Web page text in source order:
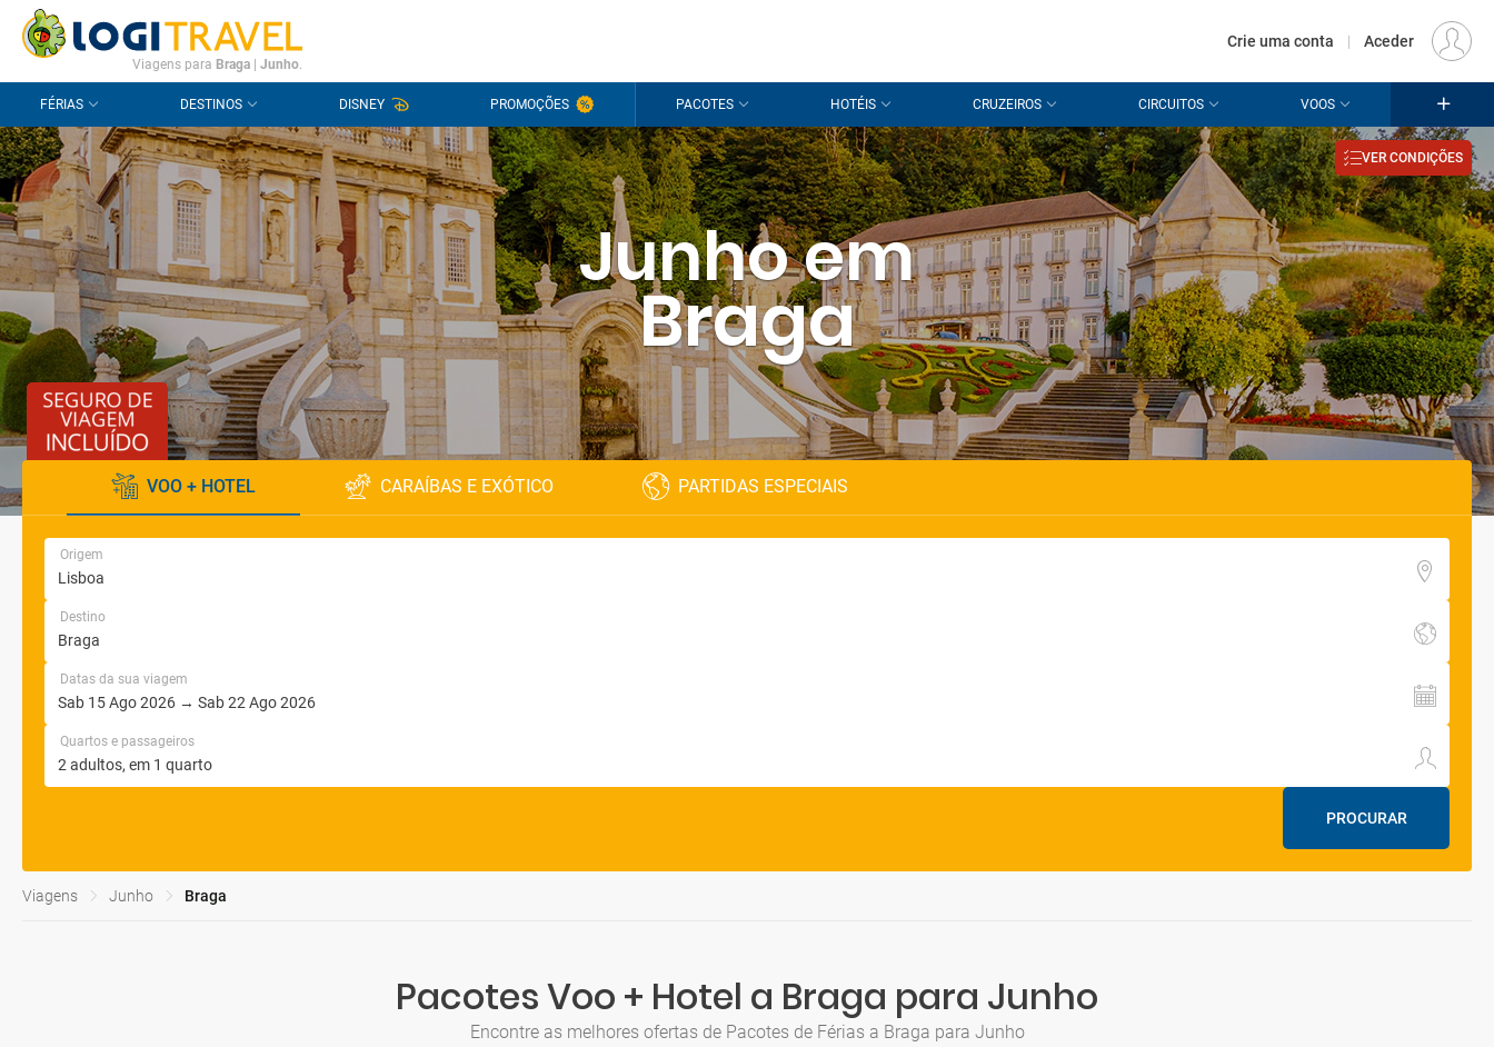
CONTACTO PERGUNTAS FREQUENTES EUR
Viagens para Braga| Junho.
Crie uma conta | Aceder
FÉRIAS DESTINOS DISNEY PROMOÇÕES PACOTES HOTÉIS CRUZEIROS CIRCUITOS VOOS
Junho em
Braga
VER CONDIÇÕES
VOO + HOTEL CARAÍBAS E EXÓTICO PARTIDAS ESPECIAIS
Origem
Destino
Datas da sua viagem
Quartos e passageiros
PROCURAR
Viagens Junho Braga
Pacotes Voo + Hotel a Braga para Junho
Encontre as melhores ofertas de Pacotes de Férias a Braga para Junho